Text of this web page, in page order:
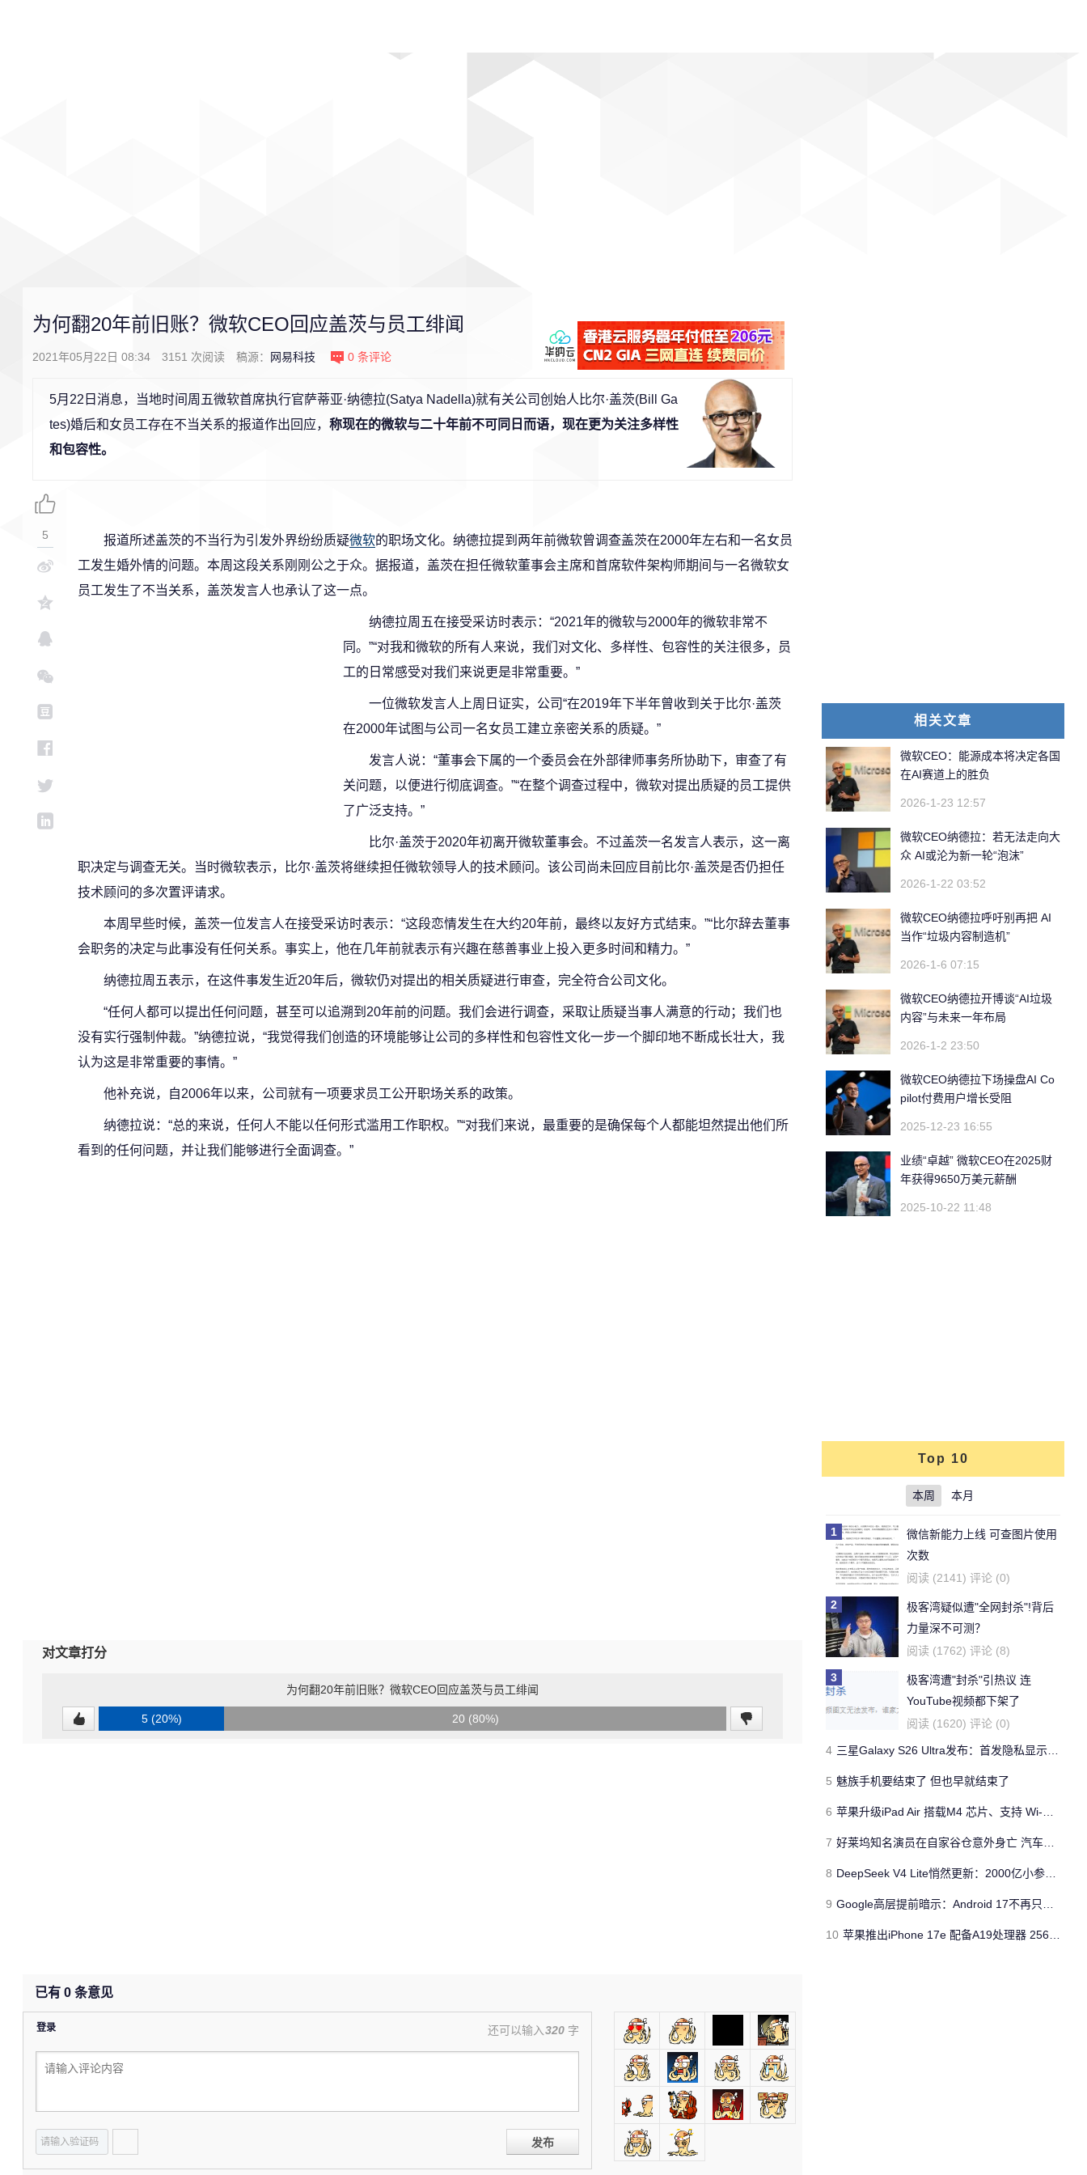
为何翻20年前旧账？微软CEO回应盖茨与员工绯闻
2021年05月22日 08:34 3151 次阅读 稿源： 网易科技 0 条评论
5月22日消息，当地时间周五微软首席执行官萨蒂亚·纳德拉(Satya Nadella)就有关公司创始人比尔·盖茨(Bill Ga
tes)婚后和女员工存在不当关系的报道作出回应， 称现在的微软与二十年前不可同日而语，现在更为关注多样性
和包容性。
报道所述盖茨的不当行为引发外界纷纷质疑微软的职场文化。纳德拉提到两年前微软曾调查盖茨在2000年左右和一名女员
工发生婚外情的问题。本周这段关系刚刚公之于众。据报道，盖茨在担任微软董事会主席和首席软件架构师期间与一名微软女
员工发生了不当关系，盖茨发言人也承认了这一点。
纳德拉周五在接受采访时表示：“2021年的微软与2000年的微软非常不
同。”“对我和微软的所有人来说，我们对文化、多样性、包容性的关注很多，员
工的日常感受对我们来说更是非常重要。”
一位微软发言人上周日证实，公司“在2019年下半年曾收到关于比尔·盖茨
在2000年试图与公司一名女员工建立亲密关系的质疑。”
发言人说：“董事会下属的一个委员会在外部律师事务所协助下，审查了有
关问题，以便进行彻底调查。”“在整个调查过程中，微软对提出质疑的员工提供
了广泛支持。”
比尔·盖茨于2020年初离开微软董事会。不过盖茨一名发言人表示，这一离
职决定与调查无关。当时微软表示，比尔·盖茨将继续担任微软领导人的技术顾问。该公司尚未回应目前比尔·盖茨是否仍担任
技术顾问的多次置评请求。
本周早些时候，盖茨一位发言人在接受采访时表示：“这段恋情发生在大约20年前，最终以友好方式结束。”“比尔辞去董事
会职务的决定与此事没有任何关系。事实上，他在几年前就表示有兴趣在慈善事业上投入更多时间和精力。”
纳德拉周五表示，在这件事发生近20年后，微软仍对提出的相关质疑进行审查，完全符合公司文化。
“任何人都可以提出任何问题，甚至可以追溯到20年前的问题。我们会进行调查，采取让质疑当事人满意的行动；我们也
没有实行强制仲裁。”纳德拉说，“我觉得我们创造的环境能够让公司的多样性和包容性文化一步一个脚印地不断成长壮大，我
认为这是非常重要的事情。”
他补充说，自2006年以来，公司就有一项要求员工公开职场关系的政策。
纳德拉说：“总的来说，任何人不能以任何形式滥用工作职权。”“对我们来说，最重要的是确保每个人都能坦然提出他们所
看到的任何问题，并让我们能够进行全面调查。”
5
对文章打分
为何翻20年前旧账？微软CEO回应盖茨与员工绯闻
5 (20%) 20 (80%)
已有 0 条意见
登录 还可以输入320 字
发布
相关文章
微软CEO：能源成本将决定各国
在AI赛道上的胜负
2026-1-23 12:57
微软CEO纳德拉：若无法走向大
众 AI或沦为新一轮“泡沫”
2026-1-22 03:52
微软CEO纳德拉呼吁别再把 AI
当作“垃圾内容制造机”
2026-1-6 07:15
微软CEO纳德拉开博谈“AI垃圾
内容”与未来一年布局
2026-1-2 23:50
微软CEO纳德拉下场操盘AI Co
pilot付费用户增长受阻
2025-12-23 16:55
业绩“卓越” 微软CEO在2025财
年获得9650万美元薪酬
2025-10-22 11:48
Top 10
本周 本月
1
微信新能力上线 可查图片使用
次数
阅读 (2141) 评论 (0)
2
极客湾疑似遭"全网封杀"!背后
力量深不可测？
阅读 (1762) 评论 (8)
3
极客湾遭"封杀"引热议 连
YouTube视频都下架了
阅读 (1620) 评论 (0)
4 三星Galaxy S26 Ultra发布：首发隐私显示屏、骁龙 8 Elite Gen 5与60W闪充
5 魅族手机要结束了 但也早就结束了
6 苹果升级iPad Air 搭载M4 芯片、支持 Wi‑Fi 7 售价不变
7 好莱坞知名演员在自家谷仓意外身亡 汽车搭电时突然自燃
8 DeepSeek V4 Lite悄然更新：2000亿小参数性能逼近美国顶流
9 Google高层提前暗示：Android 17不再只是操作系统
10 苹果推出iPhone 17e 配备A19处理器 256GB容量起步 刘海屏依旧